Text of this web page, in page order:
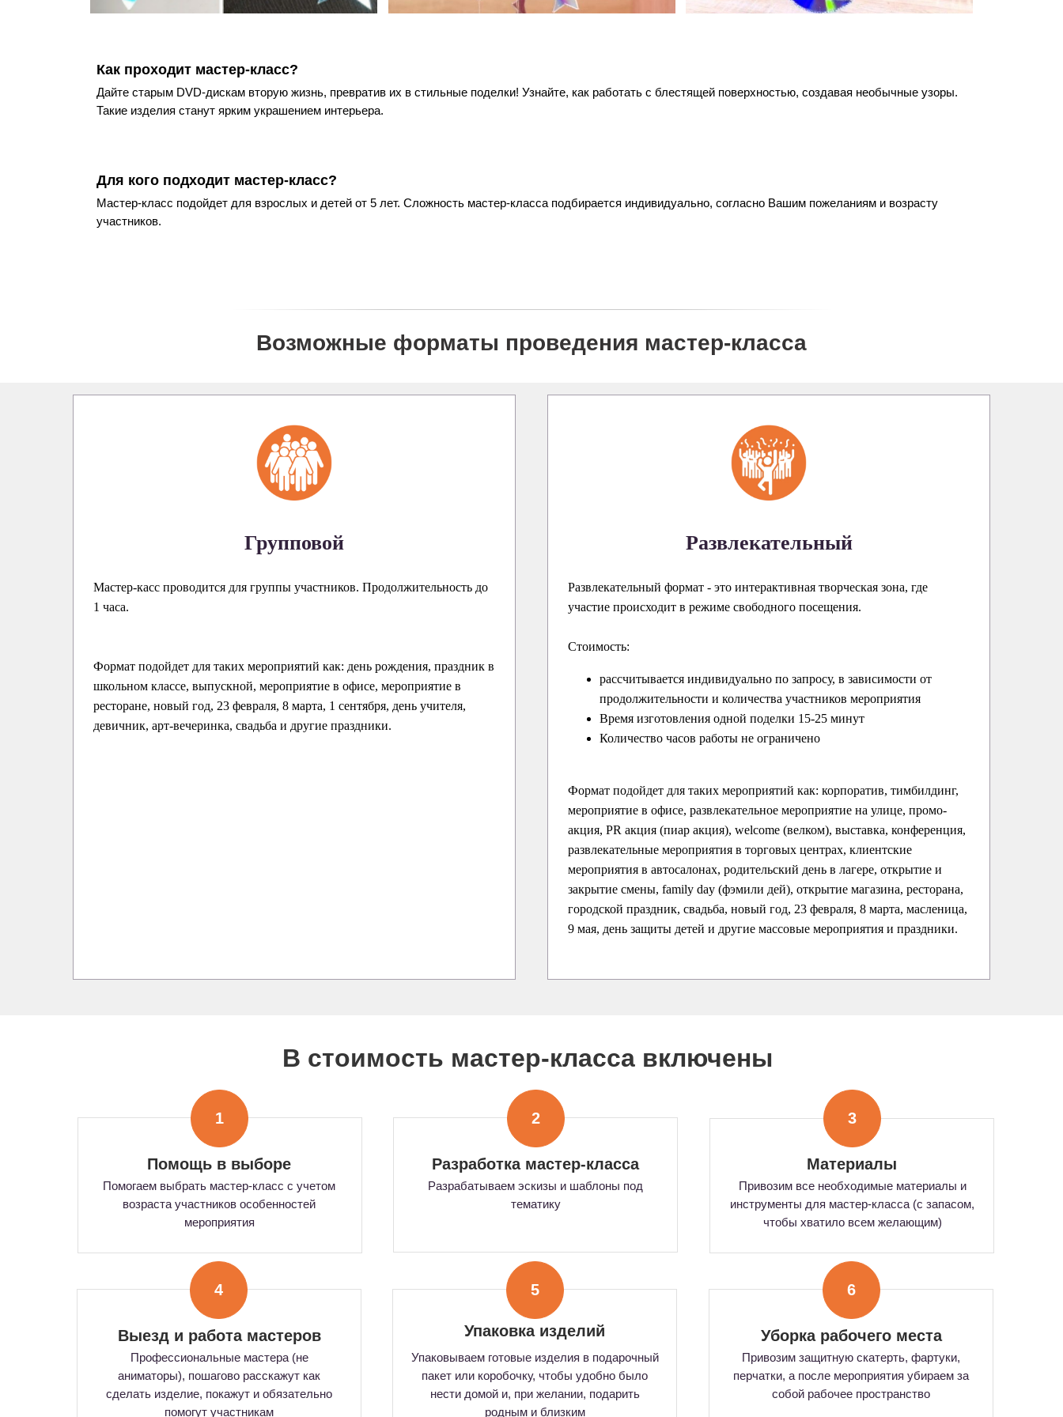
Как проходит мастер-класс?
Дайте старым DVD-дискам вторую жизнь, превратив их в стильные поделки! Узнайте, как работать с блестящей поверхностью, создавая необычные узоры.
Такие изделия станут ярким украшением интерьера.
Для кого подходит мастер-класс?
Мастер-класс подойдет для взрослых и детей от 5 лет. Сложность мастер-класса подбирается индивидуально, согласно Вашим пожеланиям и возрасту
участников.
Возможные форматы проведения мастер-класса
Групповой
Мастер-касс проводится для группы участников. Продолжительность до
1 часа.
Формат подойдет для таких мероприятий как: день рождения, праздник в
школьном классе, выпускной, мероприятие в офисе, мероприятие в
ресторане, новый год, 23 февраля, 8 марта, 1 сентября, день учителя,
девичник, арт-вечеринка, свадьба и другие праздники.
Развлекательный
Развлекательный формат - это интерактивная творческая зона, где
участие происходит в режиме свободного посещения.
Стоимость:
рассчитывается индивидуально по запросу, в зависимости от
продолжительности и количества участников мероприятия
Время изготовления одной поделки 15-25 минут
Количество часов работы не ограничено
Формат подойдет для таких мероприятий как: корпоратив, тимбилдинг,
мероприятие в офисе, развлекательное мероприятие на улице, промо-
акция, PR акция (пиар акция), welcome (велком), выставка, конференция,
развлекательные мероприятия в торговых центрах, клиентские
мероприятия в автосалонах, родительский день в лагере, открытие и
закрытие смены, family day (фэмили дей), открытие магазина, ресторана,
городской праздник, свадьба, новый год, 23 февраля, 8 марта, масленица,
9 мая, день защиты детей и другие массовые мероприятия и праздники.
Помощь в выборе
В стоимость мастер-класса включены
Помогаем выбрать мастер-класс с учетом
возраста участников особенностей
мероприятия
1
Разработка мастер-класса
Разрабатываем эскизы и шаблоны под
тематику
2
Материалы
Привозим все необходимые материалы и
инструменты для мастер-класса (с запасом,
чтобы хватило всем желающим)
3
Выезд и работа мастеров
Профессиональные мастера (не
аниматоры), пошагово расскажут как
сделать изделие, покажут и обязательно
помогут участникам
4
Упаковка изделий
Упаковываем готовые изделия в подарочный
пакет или коробочку, чтобы удобно было
нести домой и, при желании, подарить
родным и близким
5
Уборка рабочего места
Привозим защитную скатерть, фартуки,
перчатки, а после мероприятия убираем за
собой рабочее пространство
6